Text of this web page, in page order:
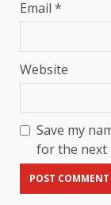
Email *
Website
Save my
for the next